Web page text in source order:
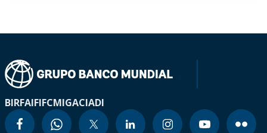
BIRFAIFIFCMIGACIADI